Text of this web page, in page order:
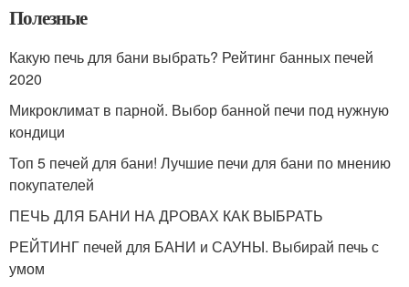
Полезные
Какую печь для бани выбрать? Рейтинг банных печей
2020
Микроклимат в парной. Выбор банной печи под нужную
кондици
Топ 5 печей для бани! Лучшие печи для бани по мнению
покупателей
ПЕЧЬ ДЛЯ БАНИ НА ДРОВАХ КАК ВЫБРАТЬ
РЕЙТИНГ печей для БАНИ и САУНЫ. Выбирай печь с
умом